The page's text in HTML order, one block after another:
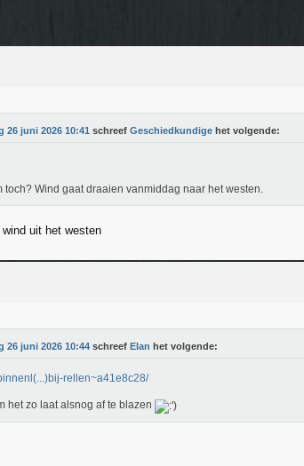
26 juni 2026 10:41 schreef Geschiedkundige het volgende:
toch? Wind gaat draaien vanmiddag naar het westen.
uit het westen
26 juni 2026 10:44 schreef Elan het volgende:
rellen~a41e8c28/
het zo laat alsnog af te blazen